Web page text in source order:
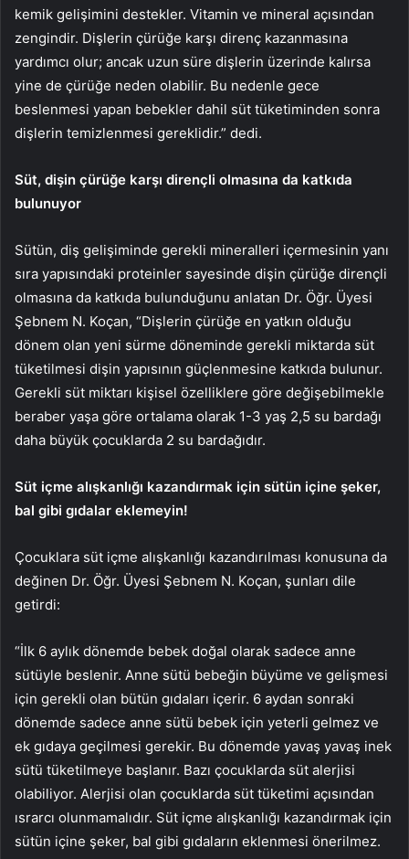
kemik gelişimini destekler. Vitamin ve mineral açısından
zengindir. Dişlerin çürüğe karşı direnç kazanmasına
yardımcı olur; ancak uzun süre dişlerin üzerinde kalırsa
yine de çürüğe neden olabilir. Bu nedenle gece
beslenmesi yapan bebekler dahil süt tüketiminden sonra
dişlerin temizlenmesi gereklidir.” dedi.
Süt, dişin çürüğe karşı dirençli olmasına da katkıda
bulunuyor
Sütün, diş gelişiminde gerekli mineralleri içermesinin yanı
sıra yapısındaki proteinler sayesinde dişin çürüğe dirençli
olmasına da katkıda bulunduğunu anlatan Dr. Öğr. Üyesi
Şebnem N. Koçan, “Dişlerin çürüğe en yatkın olduğu
dönem olan yeni sürme döneminde gerekli miktarda süt
tüketilmesi dişin yapısının güçlenmesine katkıda bulunur.
Gerekli süt miktarı kişisel özelliklere göre değişebilmekle
beraber yaşa göre ortalama olarak 1-3 yaş 2,5 su bardağı
daha büyük çocuklarda 2 su bardağıdır.
Süt içme alışkanlığı kazandırmak için sütün içine şeker,
bal gibi gıdalar eklemeyin!
Çocuklara süt içme alışkanlığı kazandırılması konusuna da
değinen Dr. Öğr. Üyesi Şebnem N. Koçan, şunları dile
getirdi:
“İlk 6 aylık dönemde bebek doğal olarak sadece anne
sütüyle beslenir. Anne sütü bebeğin büyüme ve gelişmesi
için gerekli olan bütün gıdaları içerir. 6 aydan sonraki
dönemde sadece anne sütü bebek için yeterli gelmez ve
ek gıdaya geçilmesi gerekir. Bu dönemde yavaş yavaş inek
sütü tüketilmeye başlanır. Bazı çocuklarda süt alerjisi
olabiliyor. Alerjisi olan çocuklarda süt tüketimi açısından
ısrarcı olunmamalıdır. Süt içme alışkanlığı kazandırmak için
sütün içine şeker, bal gibi gıdaların eklenmesi önerilmez.